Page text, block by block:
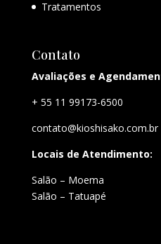
Tratamentos
Contato
Avaliações e
+ 55 11 99173-6500
contato@kioshisako.com.br
Locais de Atendimento:
Salão – Moema
Salão – Tatuapé